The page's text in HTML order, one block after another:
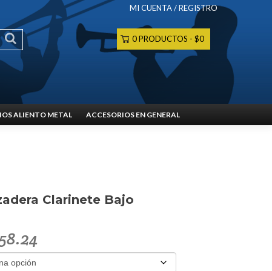
MI CUENTA / REGISTRO
0 PRODUCTOS $0
ALIENTO METAL ACCESORIOS EN GENERAL
Clarinete Bajo